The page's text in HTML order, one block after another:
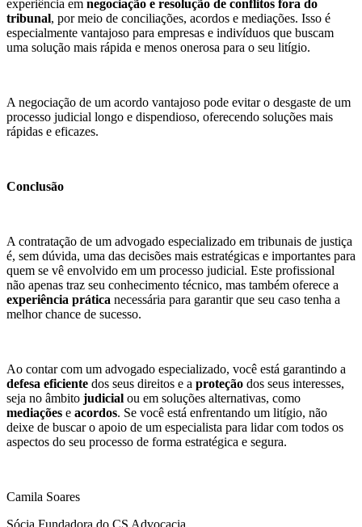
experiência em negociação e resolução de conflitos fora do
tribunal, por meio de conciliações, acordos e mediações. Isso é
especialmente vantajoso para empresas e indivíduos que buscam
uma solução mais rápida e menos onerosa para o seu litígio.
A negociação de um acordo vantajoso pode evitar o desgaste de um
processo judicial longo e dispendioso, oferecendo soluções mais
rápidas e eficazes.
Conclusão
A contratação de um advogado especializado em tribunais de justiça
é, sem dúvida, uma das decisões mais estratégicas e importantes para
quem se vê envolvido em um processo judicial. Este profissional
não apenas traz seu conhecimento técnico, mas também oferece a
experiência prática necessária para garantir que seu caso tenha a
melhor chance de sucesso.
Ao contar com um advogado especializado, você está garantindo a
defesa eficiente dos seus direitos e a proteção dos seus interesses,
seja no âmbito judicial ou em soluções alternativas, como
mediações e acordos. Se você está enfrentando um litígio, não
deixe de buscar o apoio de um especialista para lidar com todos os
aspectos do seu processo de forma estratégica e segura.
Camila Soares
Sócia Fundadora do CS Advocacia